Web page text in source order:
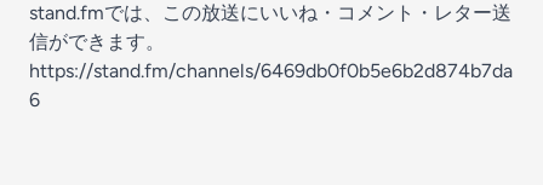
stand.fmでは、この放送にいいね・コメント・レター送
信ができます。
https://stand.fm/channels/6469db0f0b5e6b2d874b7da
6